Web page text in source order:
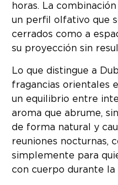
horas. La
un perfil olfativo que
cerrados como a
su proyección sin
Lo que distingue a
fragancias orientales
un equilibrio entre
aroma que abrume,
de forma natural y
reuniones nocturnas,
simplemente para
con cuerpo durante la